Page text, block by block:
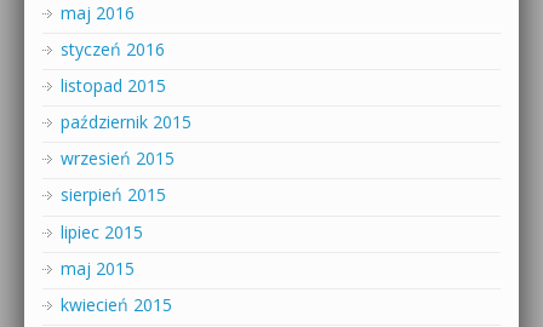
maj 2016
styczeń 2016
listopad 2015
październik 2015
wrzesień 2015
sierpień 2015
lipiec 2015
maj 2015
kwiecień 2015